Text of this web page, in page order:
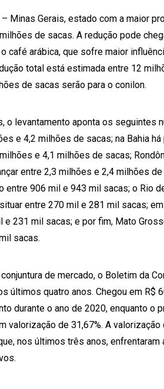
– Minas Gerais, estado com a maior
de sacas. A redução pode
café arábica, que sofre maior
total está estimada entre 12
de sacas serão para o conilon.
o levantamento aponta os seguintes
e 4,2 milhões de sacas; na Bahia
e 4,1 milhões de sacas;
entre 2,3 milhões e 2,4 milhões
entre 906 mil e 943 mil sacas; o Rio
entre 270 mil e 281 mil sacas;
e 231 mil sacas; e por fim, Mato
sacas.
de mercado, o Boletim da
últimos quatro anos. Chegou em R$
durante o ano de 2020, enquanto o
valorização de 31,67%. A
nos últimos três anos,